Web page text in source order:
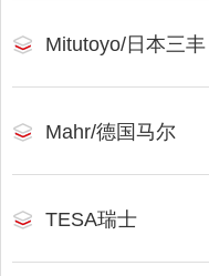
Mitutoyo/日本三丰
Mahr/德国马尔
TESA瑞士